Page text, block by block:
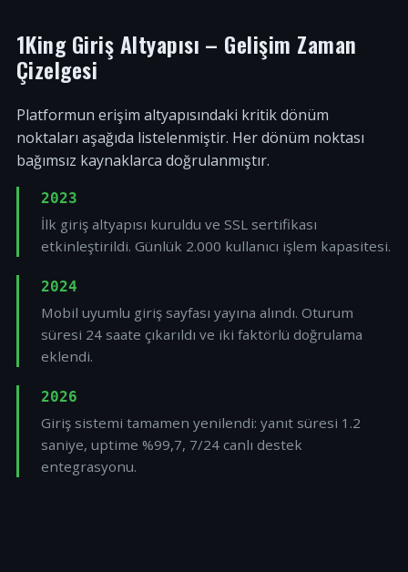
1King Giriş Altyapısı – Gelişim Zaman
Çizelgesi
Platformun erişim altyapısındaki kritik dönüm
noktaları aşağıda listelenmiştir. Her dönüm noktası
bağımsız kaynaklarca doğrulanmıştır.
2023
İlk giriş altyapısı kuruldu ve SSL sertifikası
etkinleştirildi. Günlük 2.000 kullanıcı işlem kapasitesi.
2024
Mobil uyumlu giriş sayfası yayına alındı. Oturum
süresi 24 saate çıkarıldı ve iki faktörlü doğrulama
eklendi.
2026
Giriş sistemi tamamen yenilendi: yanıt süresi 1.2
saniye, uptime %99,7, 7/24 canlı destek
entegrasyonu.